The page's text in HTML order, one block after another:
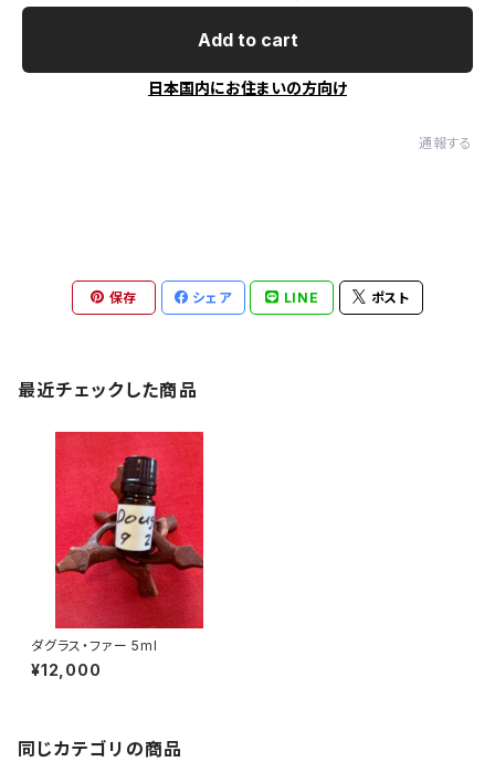
Add to cart
日本国内にお住まいの方向け
通報する
保存 シェア LINE ポスト
最近チェックした商品
ダグラス・ファー 5ml
¥12,000
同じカテゴリの商品